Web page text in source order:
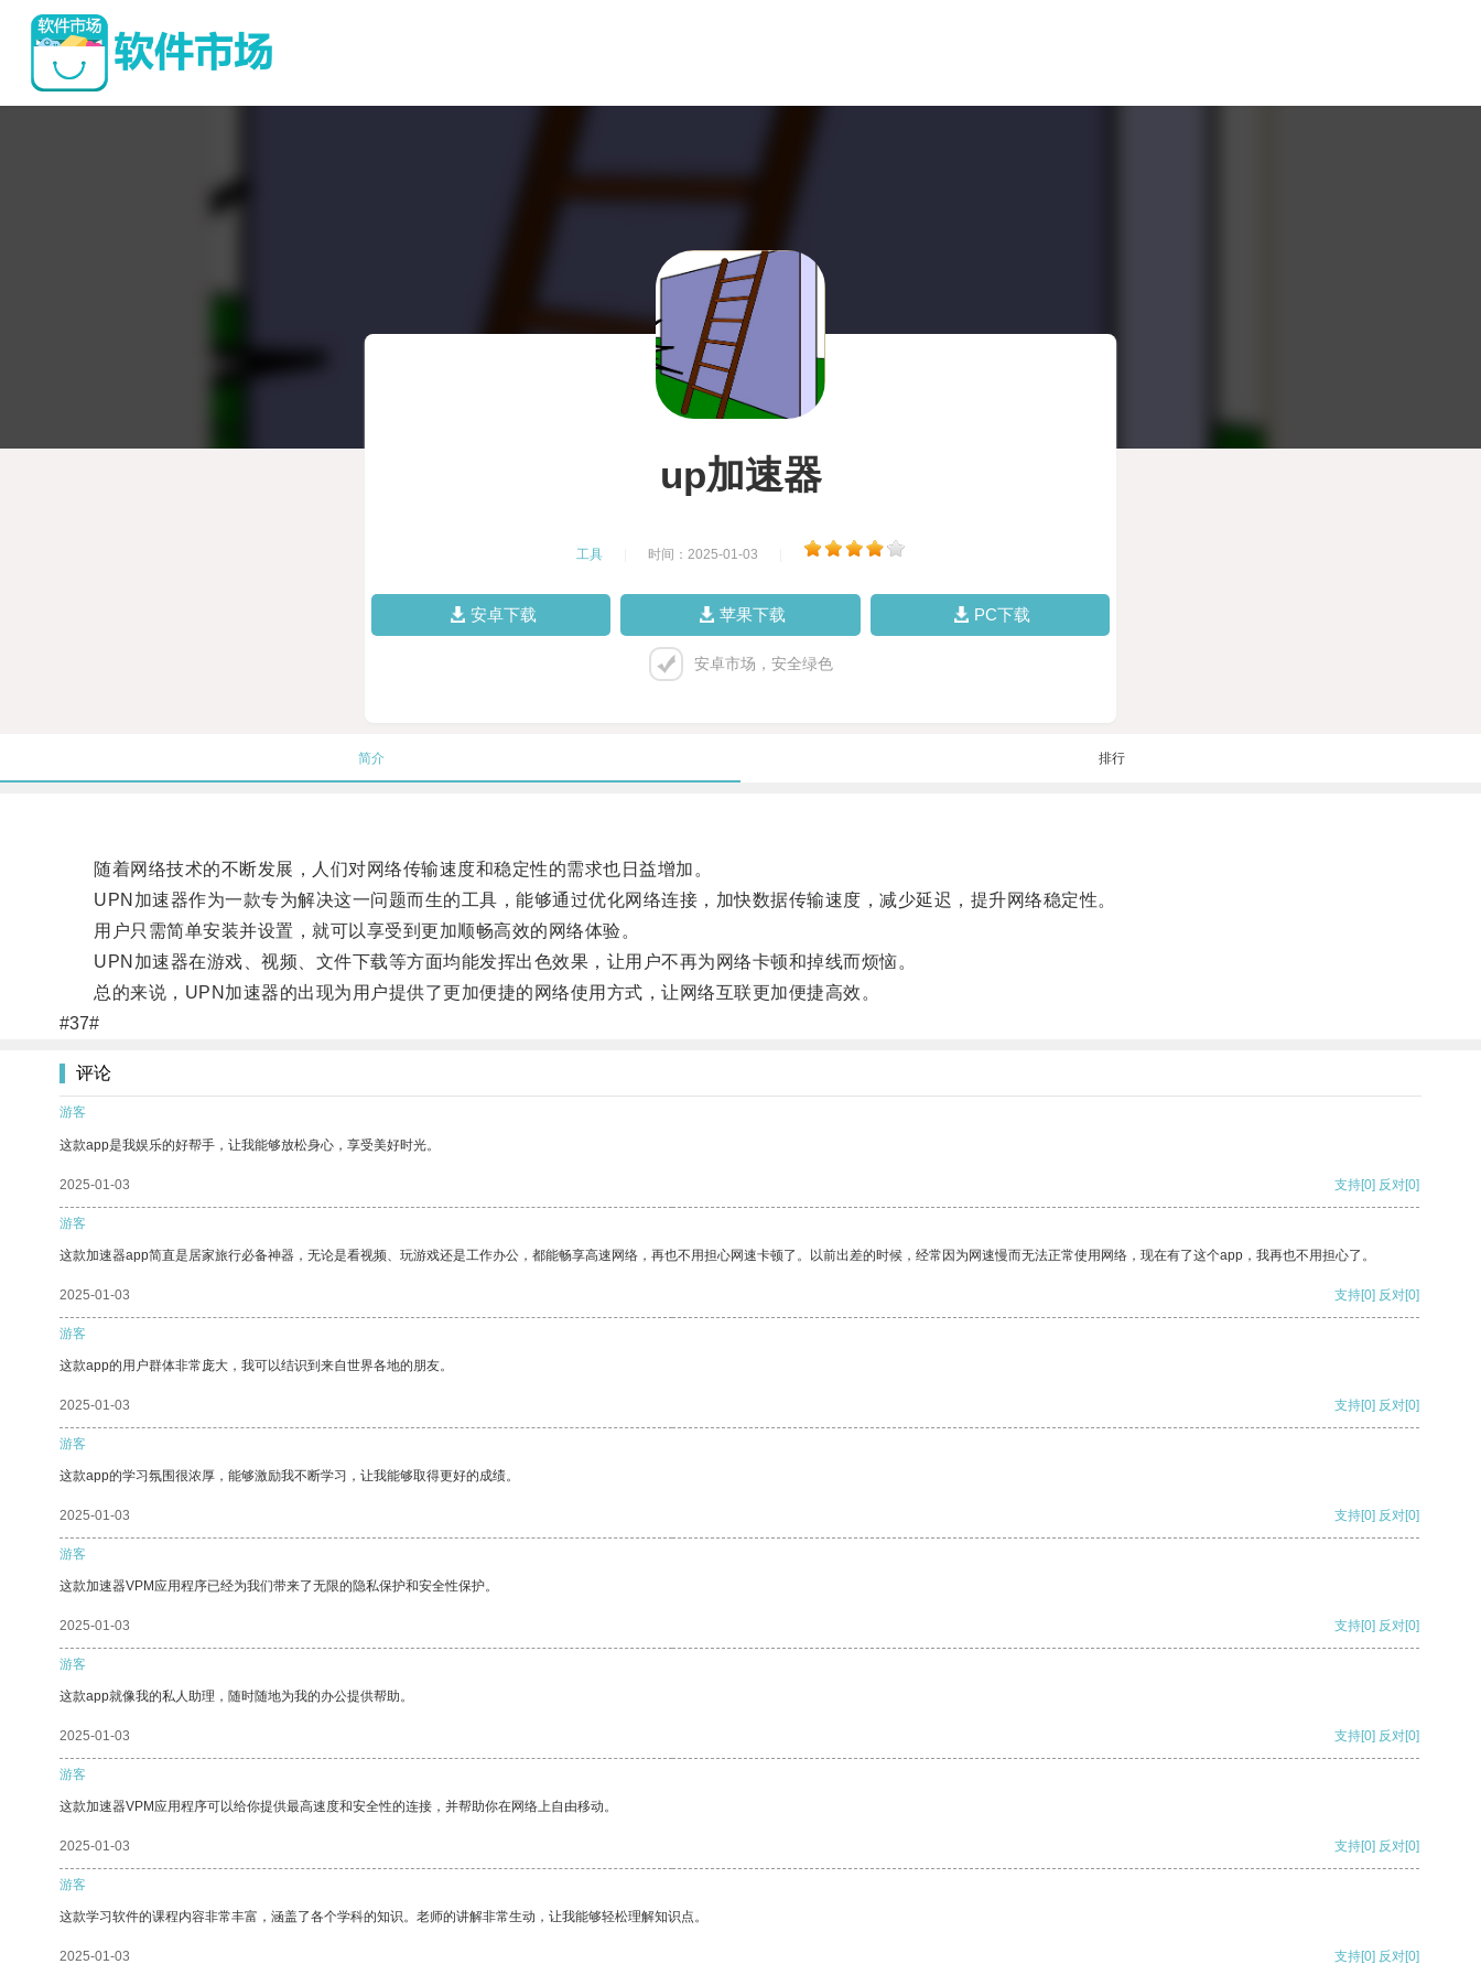
up加速器
工具 时间：2025-01-03
安卓下载 苹果下载 PC下载
安卓市场，安全绿色
简介 排行
随着网络技术的不断发展，人们对网络传输速度和稳定性的需求也日益增加。
UPN加速器作为一款专为解决这一问题而生的工具，能够通过优化网络连接，加快数据传输速度，减少延迟，提升网络稳定性。
用户只需简单安装并设置，就可以享受到更加顺畅高效的网络体验。
UPN加速器在游戏、视频、文件下载等方面均能发挥出色效果，让用户不再为网络卡顿和掉线而烦恼。
总的来说，UPN加速器的出现为用户提供了更加便捷的网络使用方式，让网络互联更加便捷高效。
#37#
评论
游客
这款app是我娱乐的好帮手，让我能够放松身心，享受美好时光。
2025-01-03 支持[0] 反对[0]
游客
这款加速器app简直是居家旅行必备神器，无论是看视频、玩游戏还是工作办公，都能畅享高速网络，再也不用担心网速卡顿了。以前出差的时候，经常因为网速慢而无法正常使用网络，现在有了这个app，我再也不用担心了。
2025-01-03 支持[0] 反对[0]
游客
这款app的用户群体非常庞大，我可以结识到来自世界各地的朋友。
2025-01-03 支持[0] 反对[0]
游客
这款app的学习氛围很浓厚，能够激励我不断学习，让我能够取得更好的成绩。
2025-01-03 支持[0] 反对[0]
游客
这款加速器VPM应用程序已经为我们带来了无限的隐私保护和安全性保护。
2025-01-03 支持[0] 反对[0]
游客
这款app就像我的私人助理，随时随地为我的办公提供帮助。
2025-01-03 支持[0] 反对[0]
游客
这款加速器VPM应用程序可以给你提供最高速度和安全性的连接，并帮助你在网络上自由移动。
2025-01-03 支持[0] 反对[0]
游客
这款学习软件的课程内容非常丰富，涵盖了各个学科的知识。老师的讲解非常生动，让我能够轻松理解知识点。
2025-01-03 支持[0] 反对[0]